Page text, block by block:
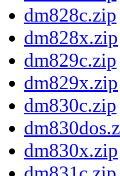
dm828c.zip
dm828x.zip
dm829c.zip
dm829x.zip
dm830c.zip
dm830x.zip